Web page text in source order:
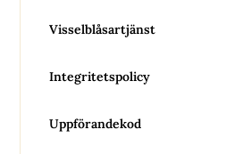
Visselblåsartjänst
Integritetspolicy
Uppförandekod